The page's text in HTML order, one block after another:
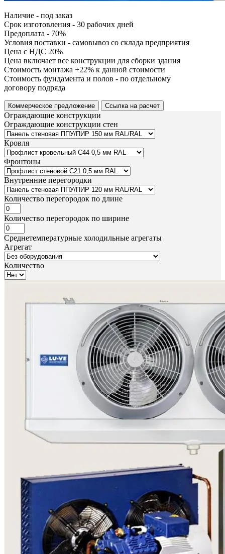
Наличие - под заказ
Срок изготовления - 30 рабочих дней
Предоплата - 70%
Условия поставки - самовывоз со склада предприятия
Цена с НДС 20%
Цена включает все конструкции для сборки здания
Стоимость монтажа +22% к данной стоимости
Стоимость фундамента и полов - по отдельному
договору подряда
Коммерческое предложение Ссылка на расчет
Ограждающие конструкции
Ограждающие конструкции стен
Кровля
Фронтоны
Внутренние перегородки
Количество перегородок по длине
Количество перегородок по ширине
Среднетемпературные холодильные агрегаты
Агрегат
Количество